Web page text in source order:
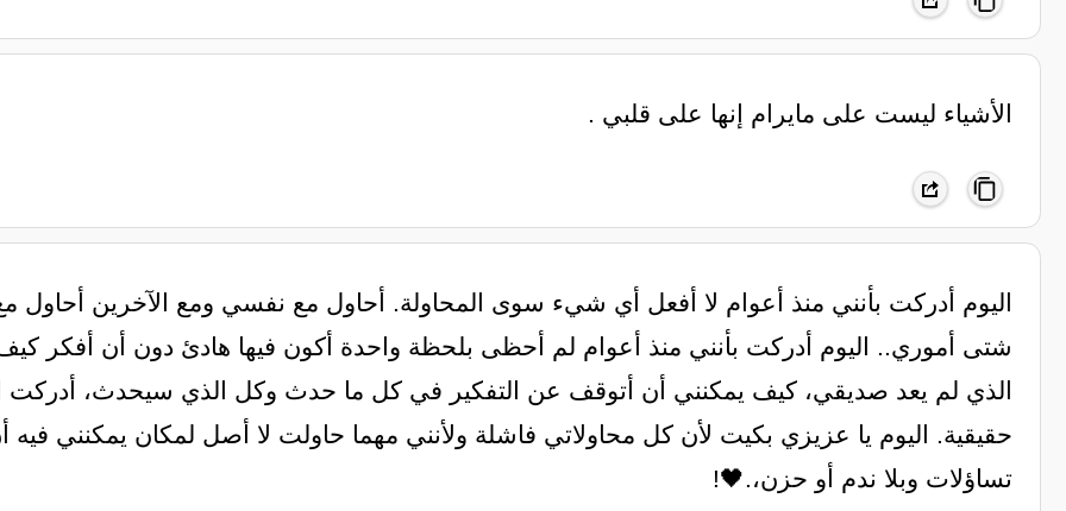
‏الأشياء ليست على مايرام إنها على قلبي .
اليوم أدركت بأنني منذ أعوام لا أفعل أي شيء سوى المحاولة. أحاول مع نفسي ومع الآخرين
شتى أموري.. اليوم أدركت بأنني منذ أعوام لم أحظى بلحظة واحدة أكون فيها هادئ دون أن أفكر
الذي لم يعد صديقي، كيف يمكنني أن أتوقف عن التفكير في كل ما حدث وكل الذي سيحدث، أدركت
حقيقية. اليوم يا عزيزي بكيت لأن كل محاولاتي فاشلة ولأنني مهما حاولت لا أصل لمكان يمكنني فيه
تساؤلات وبلا ندم أو حزن،.🖤!